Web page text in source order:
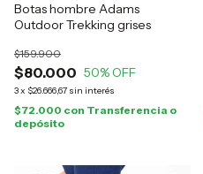
Botas hombre Adams
Outdoor Trekking grises
$80.000
$159.900
50% OFF
3x $26.666,67 sin interés
$72.000 con Transferencia o
depósito